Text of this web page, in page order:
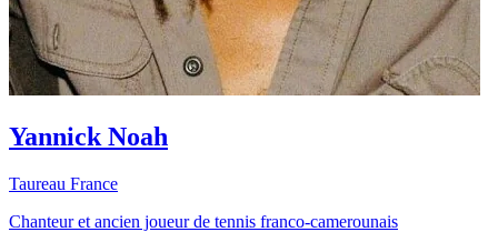
Yannick Noah
Taureau France
Chanteur et ancien joueur de tennis franco-camerounais